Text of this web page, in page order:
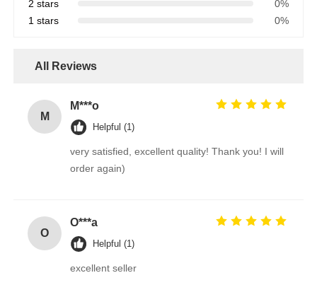
2 stars
0%
1 stars
0%
All Reviews
M
M***o
Helpful (1)
very satisfied, excellent quality! Thank you! I will
order again)
O
O***a
Helpful (1)
excellent seller